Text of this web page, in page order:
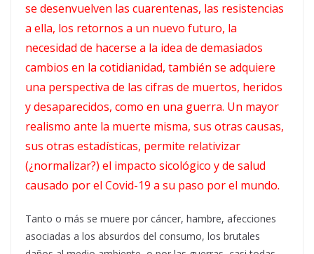
se desenvuelven las cuarentenas, las resistencias
a ella, los retornos a un nuevo futuro, la
necesidad de hacerse a la idea de demasiados
cambios en la cotidianidad, también se adquiere
una perspectiva de las cifras de muertos, heridos
y desaparecidos, como en una guerra. Un mayor
realismo ante la muerte misma, sus otras causas,
sus otras estadísticas, permite relativizar
(¿normalizar?) el impacto sicológico y de salud
causado por el Covid-19 a su paso por el mundo.
Tanto o más se muere por cáncer, hambre, afecciones
asociadas a los absurdos del consumo, los brutales